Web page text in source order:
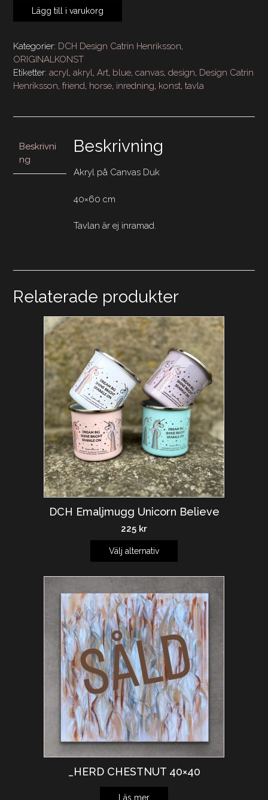
BLUE
HORSE
40x60
mängd
Lägg till i varukorg
Kategorier: DCH Design Catrin Henriksson,
ORIGINALKONST
Etiketter: acryl, akryl, Art, blue, canvas, design, Design Catrin
Henriksson, friend, horse, inredning, konst, tavla
Beskrivni
ng
Beskrivning
Akryl på Canvas Duk
40×60 cm
Tavlan är ej inramad.
Relaterade produkter
DCH Emaljmugg Unicorn Believe
225 kr
Välj alternativ
_HERD CHESTNUT 40×40
Läs mer